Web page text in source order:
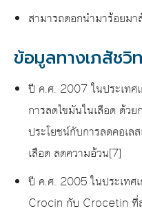
สามารถดอกนำมาร้อยมา
ข้อมูลทางเภสัชวิ
ปี ค.ศ. 2007 ในประเทศ
การลดไขมันในเลือด ด้ว
ประโยชน์กับการลดคอเล
เลือด ลดความอ้วน[7]
ปี ค.ศ. 2005 ในประเทศ
Crocin กับ Crocetin ที่